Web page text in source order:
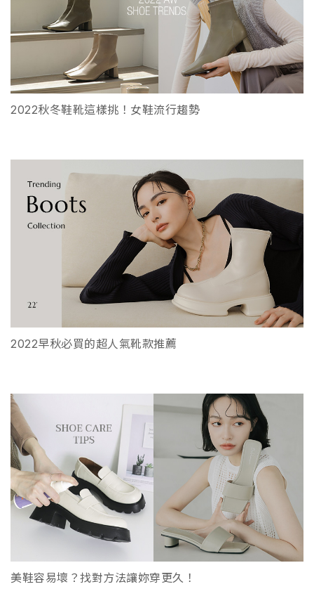
2022秋冬鞋靴這樣挑！女鞋流行趨勢
2022早秋必買的超人氣靴款推薦
美鞋容易壞？找對方法讓妳穿更久！